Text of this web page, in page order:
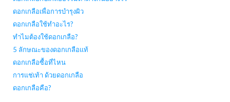
ดอกเกลือเพื่อการบำรุงผิว
ดอกเกลือใช้ทำอะไร?
ทำไมต้องใช้ดอกเกลือ?
5 ลักษณะของดอกเกลือแท้
ดอกเกลือซื้อที่ไหน
การแช่เท้า ด้วยดอกเกลือ
ดอกเกลือคือ?